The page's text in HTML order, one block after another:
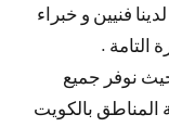
فنيين و خبراء
التامة .
نوفر جميع
بالكويت